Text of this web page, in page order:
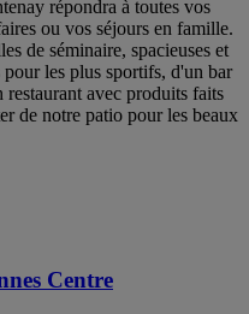
répondra à toutes vos
ou vos séjours en famille.
de séminaire, spacieuses et
les plus sportifs, d'un bar
avec produits faits
de notre patio pour les beaux
Centre